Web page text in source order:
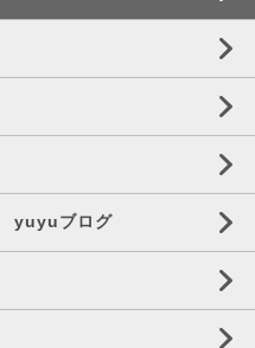
yuyuブログ